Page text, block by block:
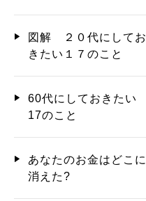
図解 ２０代にしてお
きたい１７のこと
60代にしておきたい
17のこと
あなたのお金はどこに
消えた?